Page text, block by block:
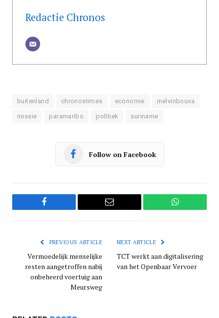
Redactie Chronos
buitenland chronostimes economie melvinbouva
missie paramaribo politiek suriname
Follow on Facebook
Facebook Email WhatsApp
PREVIOUS ARTICLE
Vermoedelijk menselijke
resten aangetroffen nabij
onbeheerd voertuig aan
Meursweg
NEXT ARTICLE
TCT werkt aan digitalisering
van het Openbaar Vervoer